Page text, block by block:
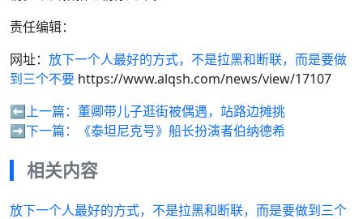
责任编辑：
网址： 放下一个人最好的方式，不是拉黑和断联，而是要做
到三个不要 https://www.alqsh.com/news/view/17107
⬅️上一篇： 董卿带儿子逛街被偶遇，站路边摊挑
➡️下一篇：
《泰坦尼克号》船长扮演者伯纳德希
相关内容
放下一个人最好的方式，不是拉黑和断联，而是要做到三个